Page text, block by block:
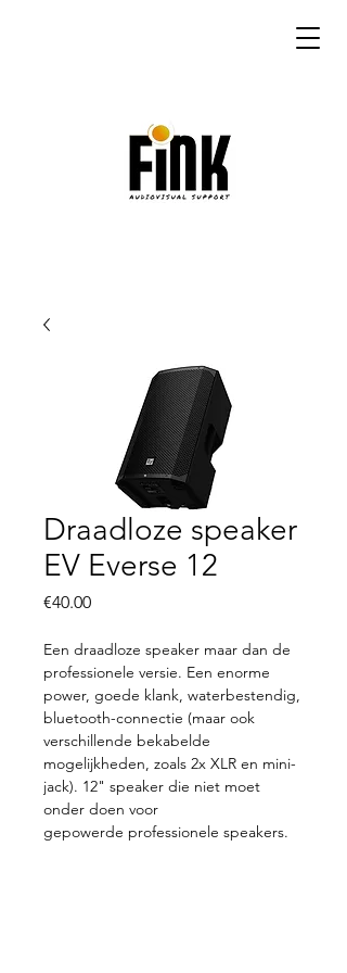
Draadloze speaker
EV Everse 12
€40.00Price
Een draadloze speaker maar dan de
professionele versie. Een enorme
power, goede klank, waterbestendig,
bluetooth-connectie (maar ook
verschillende bekabelde
mogelijkheden, zoals 2x XLR en mini-
jack). 12" speaker die niet moet
onder doen voor
gepowerde professionele speakers.